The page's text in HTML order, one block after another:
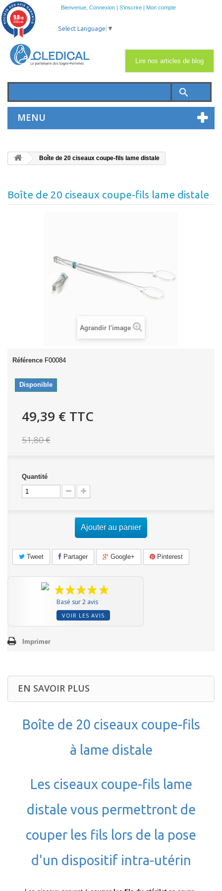
Bienvenue, Connexion | S'inscrire | Mon compte
search
MENU
Lire nos articles de blog
Select Language ▼
Boîte de 20 ciseaux coupe-fils lame distale
Boîte de 20 ciseaux coupe-fils lame distale
Agrandir l'image
Référence F00084
Disponible
49,39 € TTC
51,80 €
Quantité
Ajouter au panier
Tweet Partager Google+ Pinterest
Basé sur 2 avis
VOIR LES AVIS
Imprimer
EN SAVOIR PLUS
Boîte de 20 ciseaux coupe-fils
à lame distale
Les ciseaux coupe-fils lame
distale vous permettront de
couper les fils lors de la pose
d'un dispositif intra-utérin
9.8/10
2033 avis